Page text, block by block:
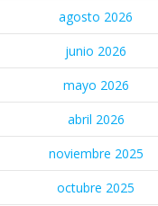
agosto 2026
junio 2026
mayo 2026
abril 2026
noviembre 2025
octubre 2025